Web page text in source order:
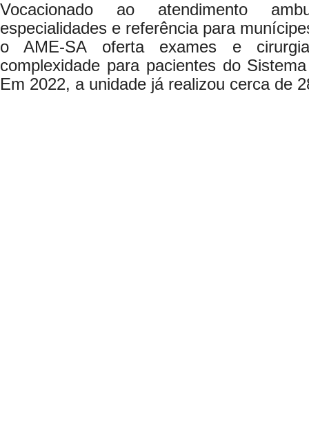
Vocacionado ao atendimento
especialidades e referência para
o AME-SA oferta exames e
complexidade para pacientes do
Em 2022, a unidade já realizou cerca de